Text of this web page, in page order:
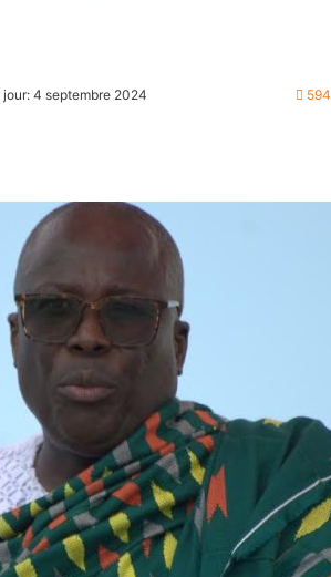
jour: 4 septembre 2024 594